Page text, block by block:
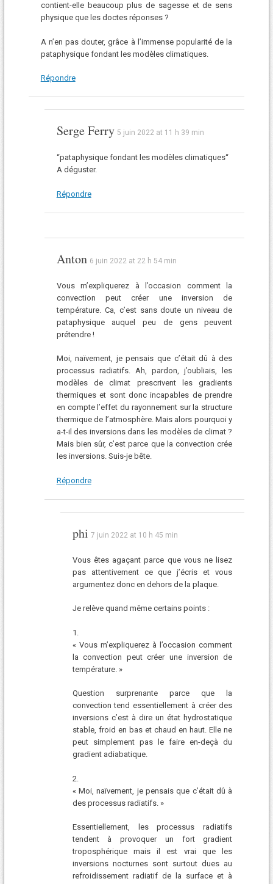
contient-elle beaucoup plus de sagesse et de sens
physique que les doctes réponses ?
A n’en pas douter, grâce à l’immense popularité de la
pataphysique fondant les modèles climatiques.
Répondre
Serge Ferry 5 juin 2022 at 11 h 39 min
“pataphysique fondant les modèles climatiques“
A déguster.
Répondre
Anton 6 juin 2022 at 22 h 54 min
Vous m’expliquerez à l’occasion comment la
convection peut créer une inversion de
température. Ca, c’est sans doute un niveau de
pataphysique auquel peu de gens peuvent
prétendre !
Moi, naïvement, je pensais que c’était dû à des
processus radiatifs. Ah, pardon, j’oubliais, les
modèles de climat prescrivent les gradients
thermiques et sont donc incapables de prendre
en compte l’effet du rayonnement sur la structure
thermique de l’atmosphère. Mais alors pourquoi y
a-t-il des inversions dans les modèles de climat ?
Mais bien sûr, c’est parce que la convection crée
les inversions. Suis-je bête.
Répondre
phi 7 juin 2022 at 10 h 45 min
Vous êtes agaçant parce que vous ne lisez
pas attentivement ce que j’écris et vous
argumentez donc en dehors de la plaque.
Je relève quand même certains points :
1.
« Vous m’expliquerez à l’occasion comment
la convection peut créer une inversion de
température. »
Question surprenante parce que la
convection tend essentiellement à créer des
inversions c’est à dire un état hydrostatique
stable, froid en bas et chaud en haut. Elle ne
peut simplement pas le faire en-deçà du
gradient adiabatique.
2.
« Moi, naïvement, je pensais que c’était dû à
des processus radiatifs. »
Essentiellement, les processus radiatifs
tendent à provoquer un fort gradient
troposphérique mais il est vrai que les
inversions nocturnes sont surtout dues au
refroidissement radiatif de la surface et à